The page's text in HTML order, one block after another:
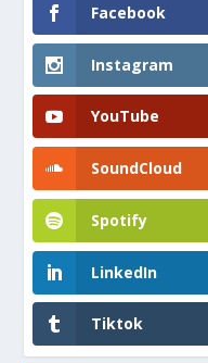
Facebook
Instagram
YouTube
SoundCloud
Spotify
LinkedIn
Tiktok